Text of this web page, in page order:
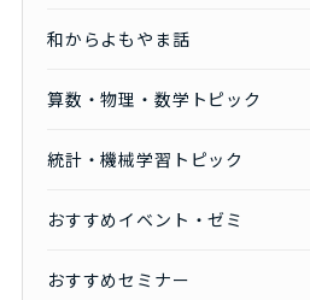
和からよもやま話
算数・物理・数学トピック
統計・機械学習トピック
おすすめイベント・ゼミ
おすすめセミナー